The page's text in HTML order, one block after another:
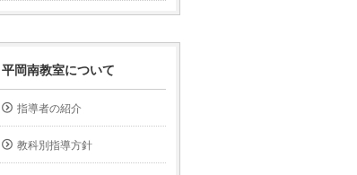
平岡南教室について
指導者の紹介
教科別指導方針